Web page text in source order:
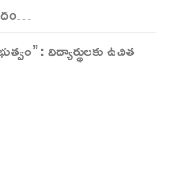
విద్యార్థులకు ఉచిత